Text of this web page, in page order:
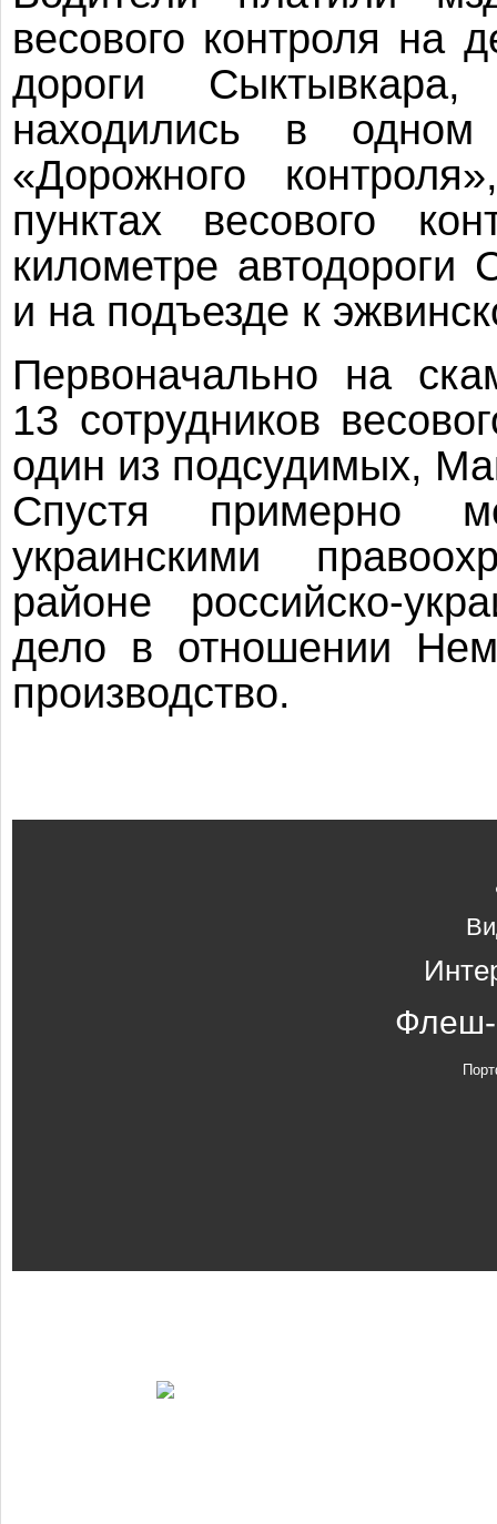
весового контроля на
дороги
находились в
«Дорожного
пунктах весового
километре автодороги
и на подъезде к
Первоначально на
13 сотрудников
один из подсудимых,
Спустя примерно
украинскими
районе российско-
дело в отношении
производство.
Флеш-